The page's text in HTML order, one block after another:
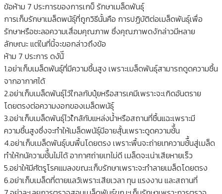
ข้อห้าม 7 ประการของการเกบ็ รักษาเมล็ดพันธุ์
การเก็บรักษาเมล็ดพนัธุ์ที่ถูกวิธีนั้นคือ การปฏิบัติต่อเมล็ดพันธุ์เพื่อ
รักษาหรือชะลอความเสื่อมคุณภาพ ซึ่งคุณภาพดงักล่าวมีหลาย
ลักษณะ แต่ในที่นี้จะขอกล่าวถึงข้อ
ห้าม 7 ประการ ดงัน้ี
1.อย่าเก็บเมล็ดพันธุ์ที่มีความชื้นสูง เพราะเมล็ดพันธุ์สามารถดูดความชื้น
จากอากาศได้
2.อย่าเก็บเมล็ดพันธุ์ไวัใกลกับปุ๋ยหรือสารเคมีเพราะจะเกิดอันตราย
โดยตรงต่อความงอกของเมล็ดพนัธุ์
3.อย่าเก็บเมล็ดพันธุ์ไวใ้กล้กับแหล่งน้ำหรือสถานที่ชื้นแฉะเพราะมี
ความชื้นสูงซึ่งจะทำให้เมล็ดพนัธุ์มีอายสุั้นเพราะดูดความช้ื้น
4.อย่าเก็บเมล็ดพันธุ์บนพื้นโดยตรง เพราะพื้นจะถ่ายเทความช้ื้นสู่เมล็ด
ทำให้กนัความช้ื้นไม่ได้ อากาศถ่ายเทไม่ดี เมล็ดจะเน่าเสียหายเร็ว
5.อย่าให้มีศัตรูโรคแมลงขณะเก็บรักษาเพราะจะทำลายเมล็ดโดยตรง
6.อย่าเก็บเมล็ดที่ตายแลว้เพราะเสียเวลา ทุน แรงงาน และสถานที่